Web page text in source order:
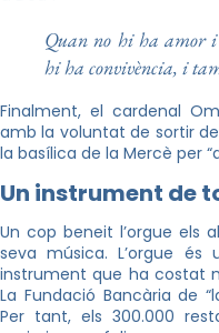
Quan no hi ha amor
hi ha convivència, i
Finalment, el cardenal
amb la voluntat de sortir
la basílica de la Mercè per
Un instrument de
Un cop beneit l’orgue els
seva música. L’orgue
instrument que ha costat
La Fundació Bancària de
Per tant, els 300.000